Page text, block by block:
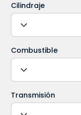
Cilindraje
Combustible
Transmisión